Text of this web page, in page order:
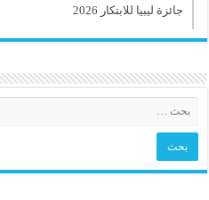
جائزة ليبيا للابتكار 2026